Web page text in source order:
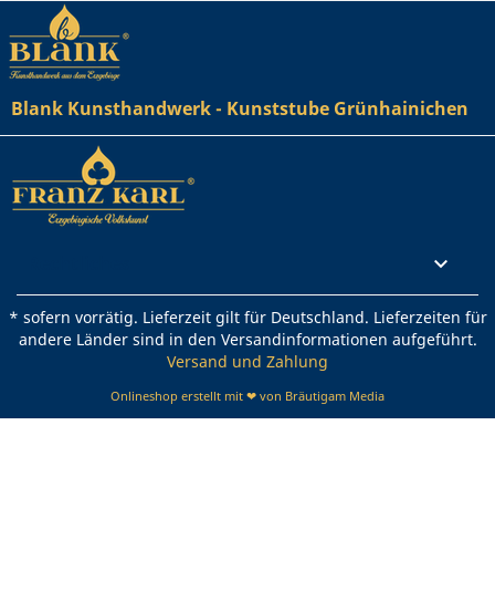
Blank Kunsthandwerk - Kunststube Grünhainichen

* sofern vorrätig. Lieferzeit gilt für Deutschland. Lieferzeiten für
andere Länder sind in den Versandinformationen aufgeführt.
Versand und Zahlung
Onlineshop erstellt mit ❤ von Bräutigam Media